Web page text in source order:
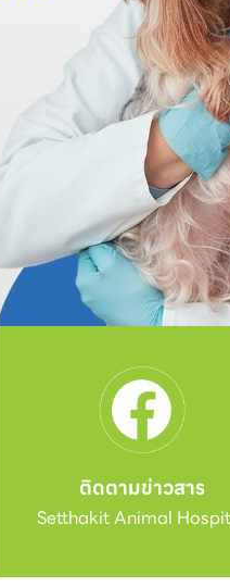
ติดตามข่าวสาร
Setthakit Animal